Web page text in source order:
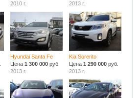
2010 г.
2013 г.
Hyundai Santa Fe
Цена 1 300 000руб.
2013 г.
Kia Sorento
Цена 1 290 000руб.
2013 г.